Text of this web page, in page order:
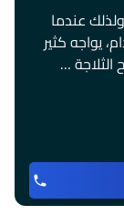
عندما
يواجه كثير
…